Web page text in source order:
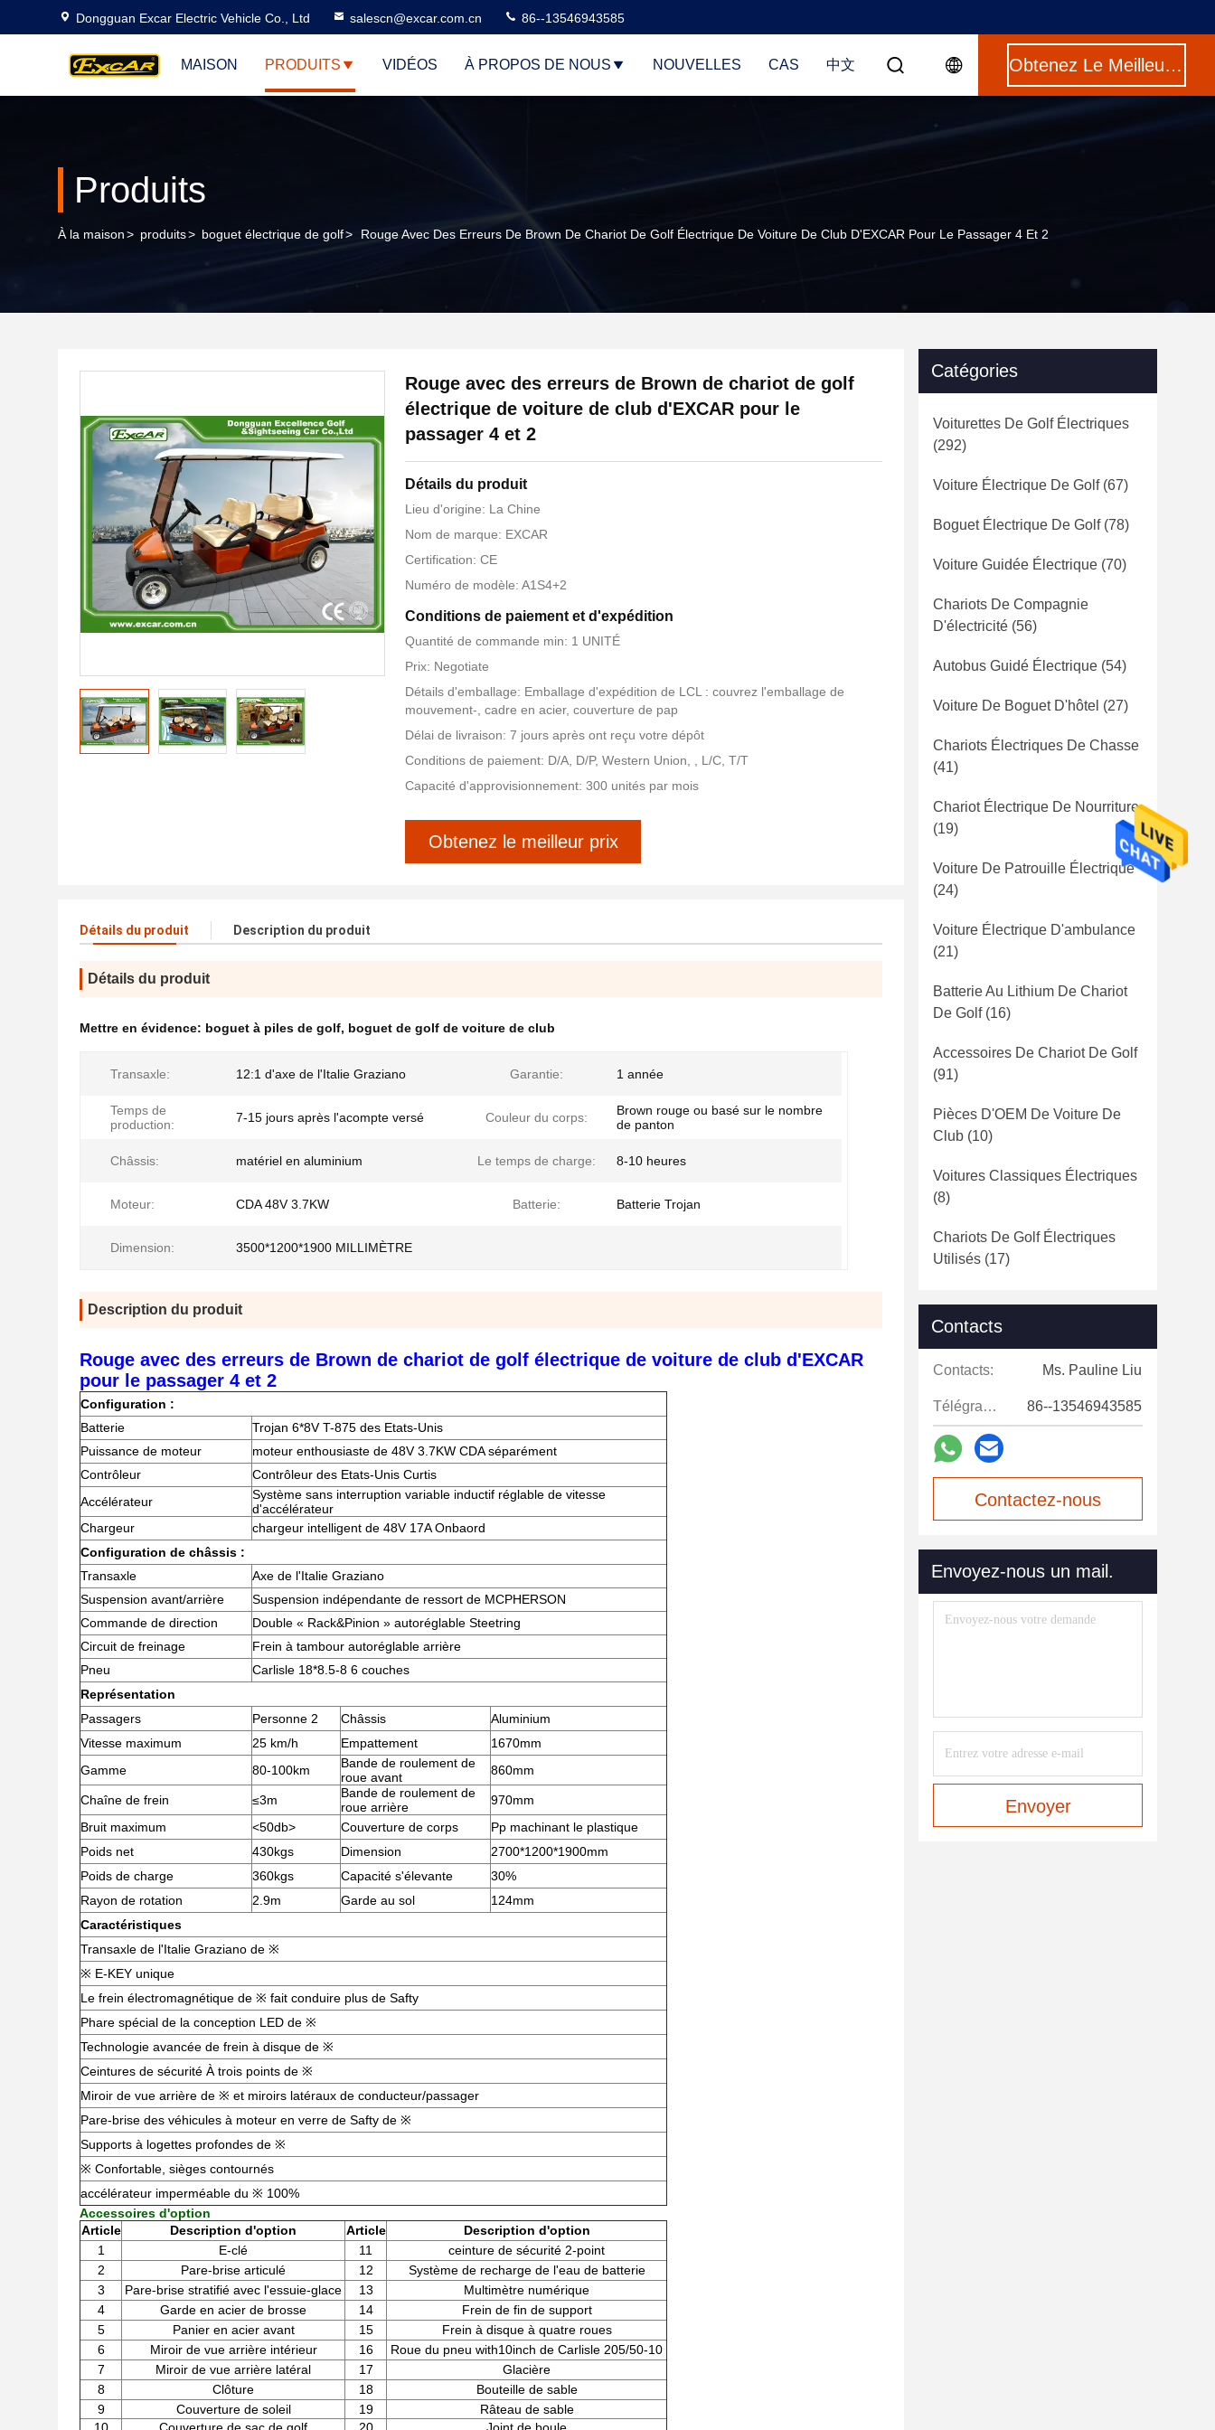
Dongguan Excar Electric Vehicle Co., Ltd salescn@excar.com.cn 86--13546943585
MAISON PRODUITS VIDÉOS À PROPOS DE NOUS NOUVELLES CAS 中文 Obtenez Le Meilleur Prix
Produits
À la maison> produits> boguet électrique de golf> Rouge Avec Des Erreurs De Brown De Chariot De Golf Électrique De Voiture De Club D'EXCAR Pour Le Passager 4 Et 2
Rouge avec des erreurs de Brown de chariot de golf
électrique de voiture de club d'EXCAR pour le
passager 4 et 2
Détails du produit
Lieu d'origine: La Chine
Nom de marque: EXCAR
Certification: CE
Numéro de modèle: A1S4+2
Conditions de paiement et d'expédition
Quantité de commande min: 1 UNITÉ
Prix: Negotiate
Détails d'emballage: Emballage d'expédition de LCL : couvrez l'emballage de
mouvement-, cadre en acier, couverture de pap
Délai de livraison: 7 jours après ont reçu votre dépôt
Conditions de paiement: D/A, D/P, Western Union, , L/C, T/T
Capacité d'approvisionnement: 300 unités par mois
Obtenez le meilleur prix
Détails du produit Description du produit
Détails du produit
Mettre en évidence: boguet à piles de golf, boguet de golf de voiture de club
Transaxle: 12:1 d'axe de l'Italie Graziano Garantie: 1 année
Temps de
production:
7-15 jours après l'acompte versé Couleur du corps:
Brown rouge ou basé sur le nombre
de panton
Châssis: matériel en aluminium Le temps de charge: 8-10 heures
Moteur: CDA 48V 3.7KW Batterie: Batterie Trojan
Dimension: 3500*1200*1900 MILLIMÈTRE
Description du produit
Rouge avec des erreurs de Brown de chariot de golf électrique de voiture de club d'EXCAR
pour le passager 4 et 2
Configuration :
Batterie
Trojan 6*8V T-875 des Etats-Unis
Puissance de moteur
moteur enthousiaste de 48V 3.7KW CDA séparément
Contrôleur
Contrôleur des Etats-Unis Curtis
Accélérateur
Système sans interruption variable inductif réglable de vitesse
d'accélérateur
Chargeur
chargeur intelligent de 48V 17A Onbaord
Configuration de châssis :
Transaxle
Axe de l'Italie Graziano
Suspension avant/arrière
Suspension indépendante de ressort de MCPHERSON
Commande de direction
Double « Rack&Pinion » autoréglable Steetring
Circuit de freinage
Frein à tambour autoréglable arrière
Pneu
Carlisle 18*8.5-8 6 couches
Représentation
Passagers
Personne 2 Châssis
Aluminium
Vitesse maximum
25 km/h Empattement
1670mm
Gamme
80-100km
Bande de roulement de
roue avant
860mm
Chaîne de frein ≤3m
Bande de roulement de
roue arrière
970mm
Bruit maximum
<50db> Couverture de corps
Pp machinant le plastique
Poids net
430kgs Dimension
2700*1200*1900mm
Poids de charge
360kgs Capacité s'élevante
30%
Rayon de rotation
2.9m Garde au sol
124mm
Caractéristiques
Transaxle de l'Italie Graziano de ※
※ E-KEY unique
Le frein électromagnétique de ※ fait conduire plus de Safty
Phare spécial de la conception LED de ※
Technologie avancée de frein à disque de ※
Ceintures de sécurité À trois points de ※
Miroir de vue arrière de ※ et miroirs latéraux de conducteur/passager
Pare-brise des véhicules à moteur en verre de Safty de ※
Supports à logettes profondes de ※
※ Confortable, sièges contournés
accélérateur imperméable du ※ 100%
Accessoires d'option
Article
Description d'option Article
Description d'option
1
E-clé 11
ceinture de sécurité 2-point
2
Pare-brise articulé 12
Système de recharge de l'eau de batterie
3
Pare-brise stratifié avec l'essuie-glace 13
Multimètre numérique
4
Garde en acier de brosse 14
Frein de fin de support
5
Panier en acier avant 15
Frein à disque à quatre roues
6
Miroir de vue arrière intérieur 16
Roue du pneu with10inch de Carlisle 205/50-10
7
Miroir de vue arrière latéral 17
Glacière
8
Clôture 18
Bouteille de sable
9
Couverture de soleil 19
Râteau de sable
Catégories
Voiturettes De Golf Électriques
(292)
Voiture Électrique De Golf(67)
Boguet Électrique De Golf(78)
Voiture Guidée Électrique (70)
Chariots De Compagnie
D'électricité (56)
Autobus Guidé Électrique (54)
Voiture De Boguet D'hôtel (27)
Chariots Électriques De Chasse
(41)
Chariot Électrique De Nourriture
(19)
Voiture De Patrouille Électrique
(24)
Voiture Électrique D'ambulance
(21)
Batterie Au Lithium De Chariot
De Golf(16)
Accessoires De Chariot De Golf
(91)
Pièces D'OEM De Voiture De
Club (10)
Voitures Classiques Électriques
(8)
Chariots De Golf Électriques
Utilisés (17)
Contacts
Contacts: Ms. Pauline Liu
Télégramme: 86--13546943585
Contactez-nous
Envoyez-nous un mail.
Envoyer